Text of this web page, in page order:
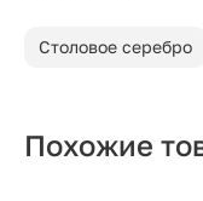
Столовое серебро
Похожие